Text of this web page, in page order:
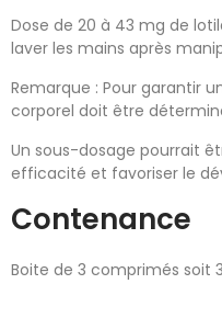
Dose de 20 à 43 mg de
laver les mains après
Remarque : Pour garantir
corporel doit être
Un sous-dosage pourrait
efficacité et favoriser le
Contenance
Boite de 3 comprimés soit